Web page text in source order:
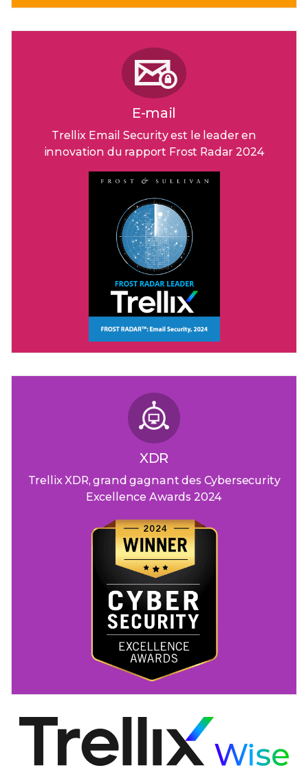
E-mail
Trellix Email Security est le leader en
innovation du rapport Frost Radar 2024
XDR
Trellix XDR, grand gagnant des Cybersecurity
Excellence Awards 2024